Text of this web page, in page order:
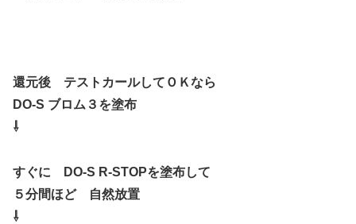
還元後 テストカールしてＯＫなら
DO-S ブロム３を塗布
⇩
すぐに DO-S R-STOPを塗布して
５分間ほど 自然放置
⇩